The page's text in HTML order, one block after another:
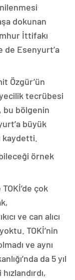
dokunan
İttifakı
de Esenyurt’a
Özgür’ün
tecrübesi
bu bölgenin
büyük
kaydetti.
örnek
çok
ve can alıcı
TOKİ’nin
ve aynı
da 5 yıl